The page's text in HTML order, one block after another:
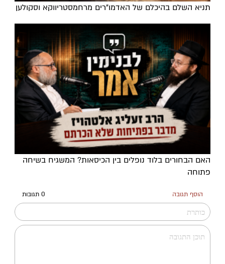
תניא השלם בהיכלם של האדמו"רים מרחמסטריווקא וסקולען
האם הבחורים בלוד נופלים בין הכיסאות? המשגיח בשיחה
פתוחה
הוסף תגובה 0 תגובות